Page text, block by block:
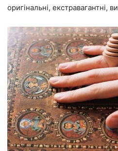
оригінальні, екстравагантні,